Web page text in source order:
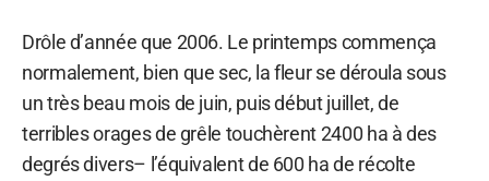
Drôle d’année que 2006. Le printemps commença
normalement, bien que sec, la fleur se déroula sous
un très beau mois de juin, puis début juillet, de
terribles orages de grêle touchèrent 2400 ha à des
degrés divers– l’équivalent de 600 ha de récolte